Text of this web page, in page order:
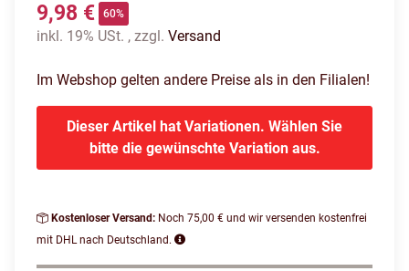
9,98 € 60%
inkl. 19% USt. , zzgl. Versand
Im Webshop gelten andere Preise als in den Filialen!
Dieser Artikel hat Variationen. Wählen Sie
bitte die gewünschte Variation aus.
Kostenloser Versand: Noch 75,00 € und wir versenden kostenfrei
mit DHL nach Deutschland.